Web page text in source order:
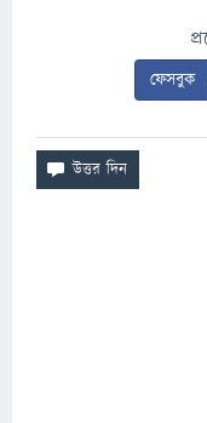
ফেসবুক